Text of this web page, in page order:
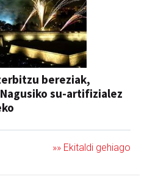
bereziak,
su-artifizialez
»» Ekitaldi gehiago